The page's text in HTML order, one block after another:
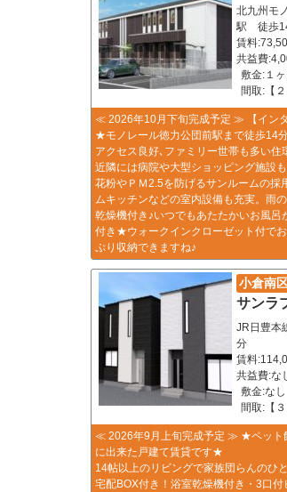
北九州モ
駅 徒歩
賃料
共益費
敷金:１ヶ
間取:【２
≪ 2026年10月下旬完成予定 ≫ 【イン
★モノレール徳力公団前駅まで徒歩14
アクセス良好､ファミリー世帯も多い住
近隣には病院や大型ショッピング施設
花粉やＰＭ2.5を防げるサンルームの採
ムキッチンなどの室内設備も充実。雨
乾燥機付き♪いつでもあたたかいお風呂
付き★ウォークインクローゼット付で
ぷり収納できますね♪
小倉南
サンラ
JR日豊
分
賃料
共益費:な
敷金:なし
間取:【３
≪ 2026年9月上旬完成予定 ≫ ★ペット
に出来た戸建て賃貸です★
14帖以上のリビングで家族団らんのひ
宅配BOX付き！浴室乾燥機付き・3口付